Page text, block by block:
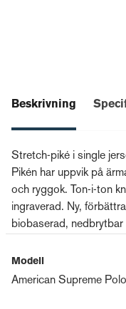
Beskrivning
Stretch-piké i single
Pikén har uppvik på
och ryggok. Ton-i-ton
ingraverad. Ny,
biobaserad, nedbrytbar
Modell
American Supreme